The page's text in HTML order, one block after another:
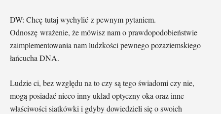
DW: Chcę tutaj wychylić z pewnym pytaniem.
Odnoszę wrażenie, że mówisz nam o prawdopodobieństwie
zaimplementowania nam ludzkości pewnego pozaziemskiego
łańcucha DNA.
Ludzie ci, bez względu na to czy są tego świadomi czy nie,
mogą posiadać nieco inny układ optyczny oka oraz inne
właściwości siatkówki i gdyby dowiedzieli się o swoich